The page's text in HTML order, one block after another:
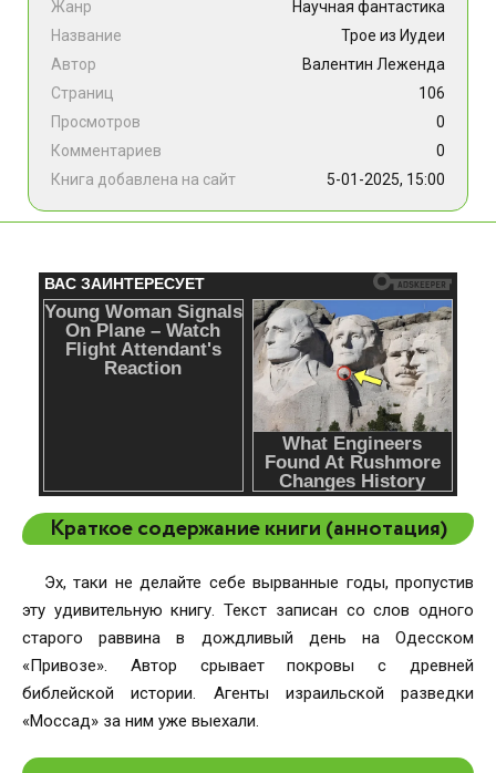
Жанр
Научная фантастика
Название
Трое из Иудеи
Автор
Валентин Леженда
Страниц
106
Просмотров
0
Комментариев
0
Книга добавлена на сайт
5-01-2025, 15:00
Краткое содержание книги (аннотация)
Эх, таки не делайте себе вырванные годы, пропустив
эту удивительную книгу. Текст записан со слов одного
старого раввина в дождливый день на Одесском
«Привозе». Автор срывает покровы с древней
библейской истории. Агенты израильской разведки
«Моссад» за ним уже выехали.